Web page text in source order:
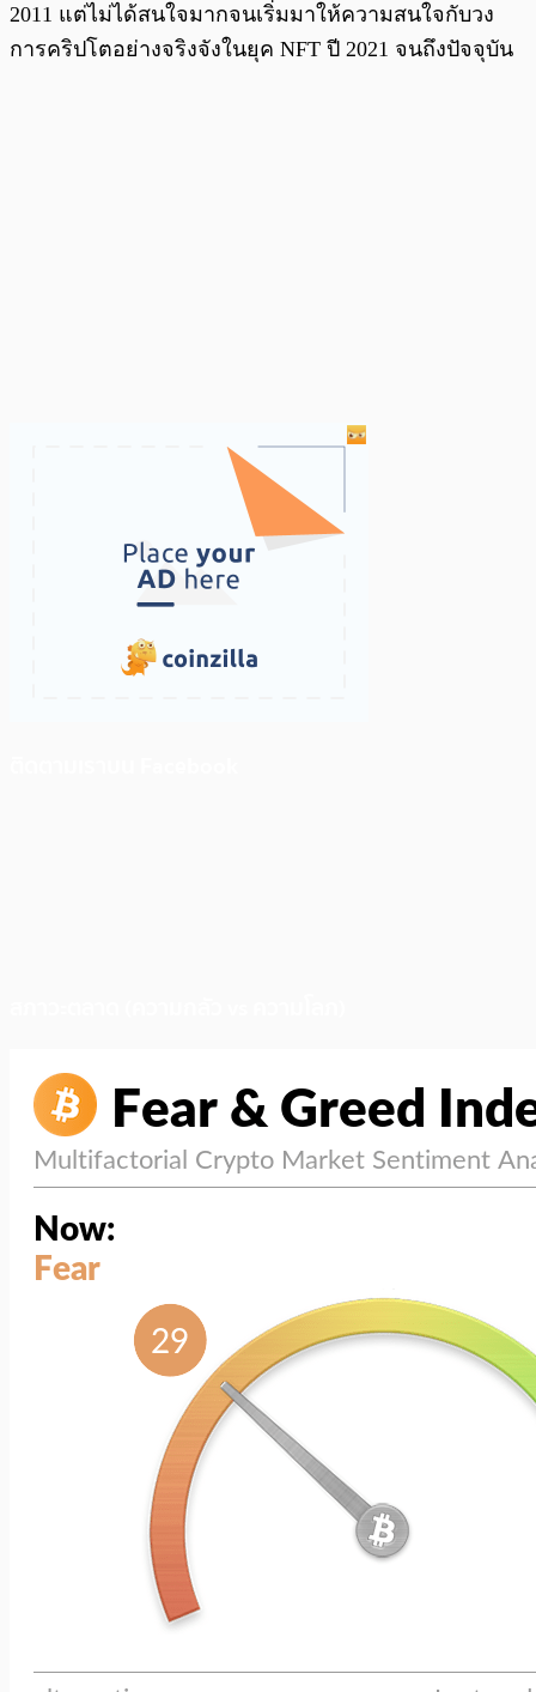
2011 แต่ไม่ได้สนใจมากจนเริ่มมาให้ความสนใจกับวง
การคริปโตอย่างจริงจังในยุค NFT ปี 2021 จนถึงปัจจุบัน